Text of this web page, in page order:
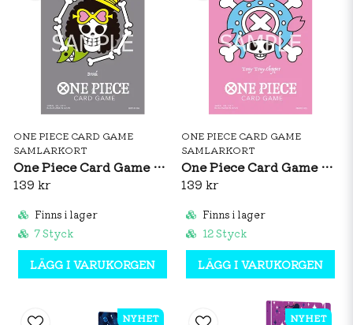
ONE PIECE CARD GAME
SAMLARKORT
One Piece Card Game Official Sleeves: Premium Matte Brook
139 kr
Finns i lager
7 Styck
LÄGG I VARUKORGEN
ONE PIECE CARD GAME
SAMLARKORT
One Piece Card Game Official Sleeves: Premium Matte Tony Tony Chopper
139 kr
Finns i lager
12 Styck
LÄGG I VARUKORGEN
NYHET NYHET